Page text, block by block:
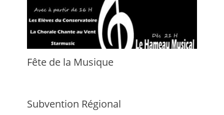
Fête de la Musique
Subvention Régional